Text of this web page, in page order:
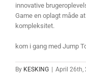
innovative
Game en oplagt måde
kompleksitet.
kom i gang med Jump
By KESKING April 26th,